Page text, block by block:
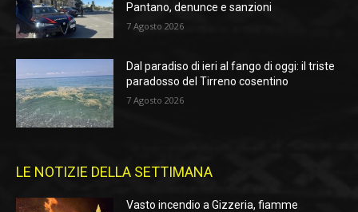
Pantano, denunce e sanzioni
7 Agosto 2026
Dal paradiso di ieri al fango di oggi: il triste
paradosso del Tirreno cosentino
7 Agosto 2026
LE NOTIZIE DELLA SETTIMANA
Vasto incendio a Gizzeria, fiamme